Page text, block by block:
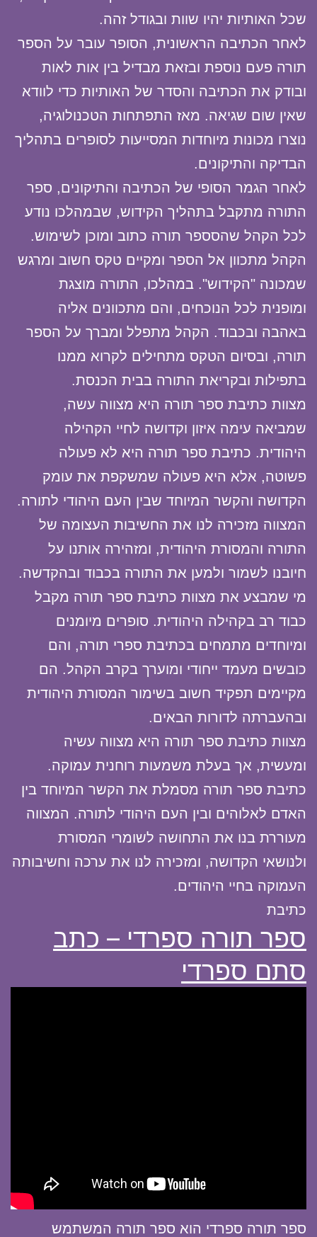
שכל האותיות יהיו שוות ובגודל זהה.
לאחר הכתיבה הראשונית, הסופר עובר על הספר
תורה פעם נוספת ובזאת מבדיל בין אות לאות
ובודק את הכתיבה והסדר של האותיות כדי לוודא
שאין שום שגיאה. מאז התפתחות הטכנולוגיה,
נוצרו מכונות מיוחדות המסייעות לסופרים בתהליך
הבדיקה והתיקונים.
לאחר הגמר הסופי של הכתיבה והתיקונים, ספר
התורה מתקבל בתהליך הקידוש, שבמהלכו נודע
לכל הקהל שהסספר תורה כתוב ומוכן לשימוש.
הקהל מתכוון אל הספר ומקיים טקס חשוב ומרגש
שמכונה "הקידוש". במהלכו, התורה מוצגת
ומופנית לכל הנוכחים, והם מתכוונים אליה
באהבה ובכבוד. הקהל מתפלל ומברך על הספר
תורה, ובסיום הטקס מתחילים לקרוא ממנו
בתפילות ובקריאת התורה בבית הכנסת.
מצוות כתיבת ספר תורה היא מצווה עשה,
שמביאה עימה איזון וקדושה לחיי הקהילה
היהודית. כתיבת ספר תורה היא לא פעולה
פשוטה, אלא היא פעולה שמשקפת את עומק
הקדושה והקשר המיוחד שבין העם היהודי לתורה.
המצווה מזכירה לנו את החשיבות העצומה של
התורה והמסורת היהודית, ומזהירה אותנו על
חיובנו לשמור ולמען את התורה בכבוד ובהקדשה.
מי שמבצע את מצוות כתיבת ספר תורה מקבל
כבוד רב בקהילה היהודית. סופרים מיומנים
ומיוחדים מתמחים בכתיבת ספרי תורה, והם
כובשים מעמד ייחודי ומוערך בקרב הקהל. הם
מקיימים תפקיד חשוב בשימור המסורת היהודית
ובהעברתה לדורות הבאים.
מצוות כתיבת ספר תורה היא מצווה עשיה
ומעשית, אך בעלת משמעות רוחנית עמוקה.
כתיבת ספר תורה מסמלת את הקשר המיוחד בין
האדם לאלוהים ובין העם היהודי לתורה. המצווה
מעוררת בנו את התחושה לשומרי המסורת
ולנושאי הקדושה, ומזכירה לנו את ערכה וחשיבותה
העמוקה בחיי היהודים.
כתיבת
ספר תורה ספרדי – כתב
סתם ספרדי
ספר תורה ספרדי הוא ספר תורה המשתמש